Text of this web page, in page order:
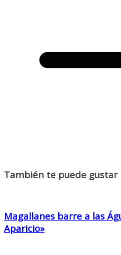
También te puede gustar
Magallanes barre a las
Aparicio»